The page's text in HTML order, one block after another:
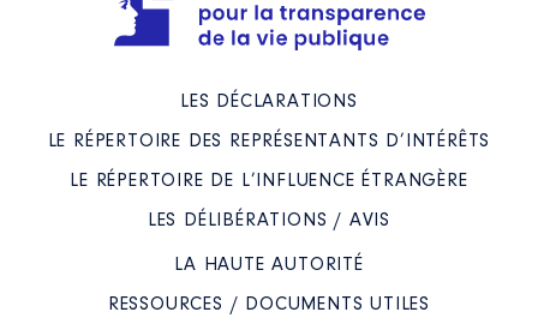
LES DÉCLARATIONS
LE RÉPERTOIRE DES REPRÉSENTANTS D’INTÉRÊTS
LE RÉPERTOIRE DE L’INFLUENCE ÉTRANGÈRE
LES DÉLIBÉRATIONS / AVIS
LA HAUTE AUTORITÉ
RESSOURCES / DOCUMENTS UTILES